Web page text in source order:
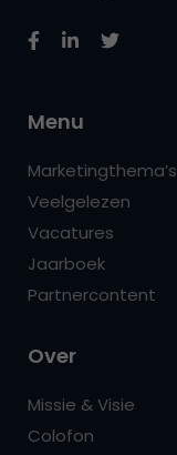
Menu
Marketingthema’s
Veelgelezen
Vacatures
Jaarboek
Partnercontent
Over
Missie & Visie
Colofon